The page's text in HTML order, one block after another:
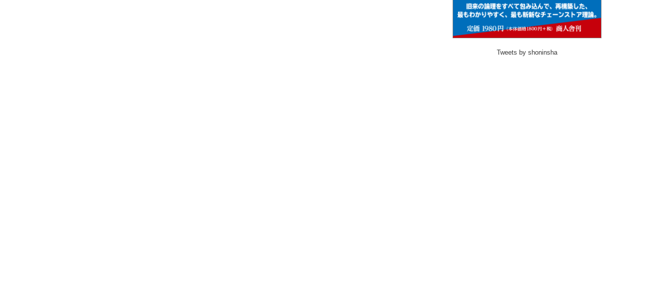
Tweets by shoninsha